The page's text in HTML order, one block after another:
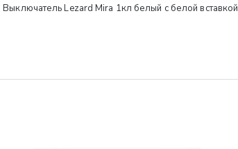
Выключатель Lezard Mira 1кл белый с белой вставкой